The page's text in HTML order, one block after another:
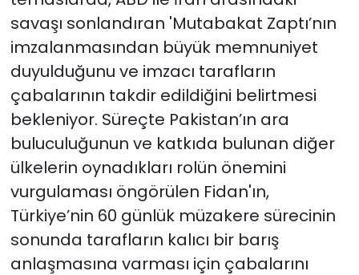
savaşı sonlandıran 'Mutabakat Zaptı’nın
imzalanmasından büyük memnuniyet
duyulduğunu ve imzacı tarafların
çabalarının takdir edildiğini belirtmesi
bekleniyor. Süreçte Pakistan’ın ara
buluculuğunun ve katkıda bulunan diğer
ülkelerin oynadıkları rolün önemini
vurgulaması öngörülen Fidan'ın,
Türkiye’nin 60 günlük müzakere sürecinin
sonunda tarafların kalıcı bir barış
anlaşmasına varması için çabalarını